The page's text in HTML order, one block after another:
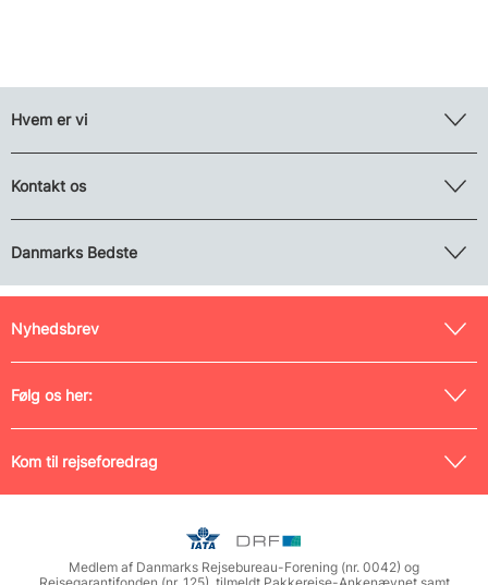
Hvem er vi
Kontakt os
Danmarks Bedste
Nyhedsbrev
Følg os her:
Kom til rejseforedrag
Medlem af Danmarks Rejsebureau-Forening (nr. 0042) og